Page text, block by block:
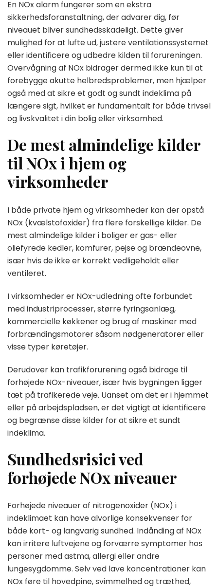
En NOx alarm fungerer som en ekstra
sikkerhedsforanstaltning, der advarer dig, før
niveauet bliver sundhedsskadeligt. Dette giver
mulighed for at lufte ud, justere ventilationssystemet
eller identificere og udbedre kilden til forureningen.
Overvågning af NOx bidrager dermed ikke kun til at
forebygge akutte helbredsproblemer, men hjælper
også med at sikre et godt og sundt indeklima på
længere sigt, hvilket er fundamentalt for både trivsel
og livskvalitet i din bolig eller virksomhed.
De mest almindelige kilder
til NOx i hjem og
virksomheder
I både private hjem og virksomheder kan der opstå
NOx (kvælstofoxider) fra flere forskellige kilder. De
mest almindelige kilder i boliger er gas- eller
oliefyrede kedler, komfurer, pejse og brændeovne,
især hvis de ikke er korrekt vedligeholdt eller
ventileret.
I virksomheder er NOx-udledning ofte forbundet
med industriprocesser, større fyringsanlæg,
kommercielle køkkener og brug af maskiner med
forbrændingsmotorer såsom nødgeneratorer eller
visse typer køretøjer.
Derudover kan trafikforurening også bidrage til
forhøjede NOx-niveauer, især hvis bygningen ligger
tæt på trafikerede veje. Uanset om det er i hjemmet
eller på arbejdspladsen, er det vigtigt at identificere
og begrænse disse kilder for at sikre et sundt
indeklima.
Sundhedsrisici ved
forhøjede NOx niveauer
Forhøjede niveauer af nitrogenoxider (NOx) i
indeklimaet kan have alvorlige konsekvenser for
både kort- og langvarig sundhed. Indånding af NOx
kan irritere luftvejene og forværre symptomer hos
personer med astma, allergi eller andre
lungesygdomme. Selv ved lave koncentrationer kan
NOx føre til hovedpine, svimmelhed og træthed,